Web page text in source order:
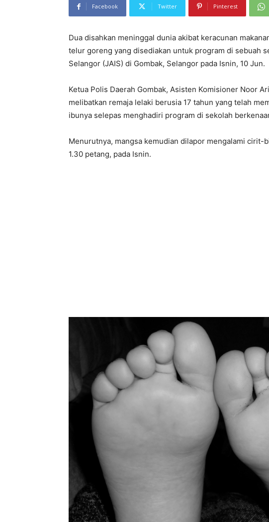
Facebook Twitter Pinterest
Dua disahkan meninggal dunia akibat keracunan
telur goreng yang disediakan untuk program di sebuah
Selangor (JAIS) di Gombak, Selangor pada Isnin, 10 Jun.
Ketua Polis Daerah Gombak, Asisten Komisioner Noor
melibatkan remaja lelaki berusia 17 tahun yang telah
ibunya selepas menghadiri program di sekolah
Menurutnya, mangsa kemudian dilapor mengalami
1.30 petang, pada Isnin.